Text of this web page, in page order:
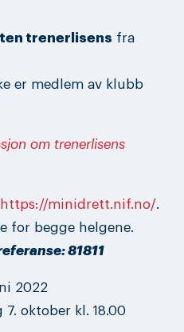
trenerlisens fra
er medlem av klubb
om trenerlisens
https://minidrett.nif.no/.
for begge helgene.
81811
2022
7. oktober kl. 18.00